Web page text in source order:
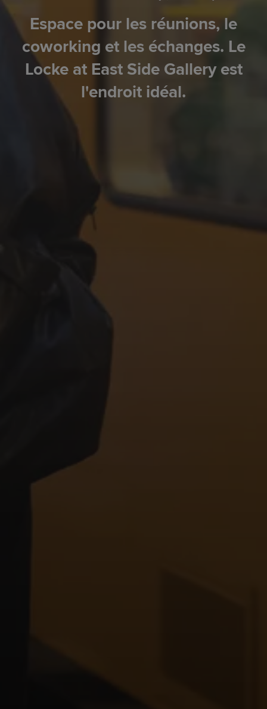
Espace pour les réunions, le
coworking et les échanges. Le
Locke at East Side Gallery est
l'endroit idéal.